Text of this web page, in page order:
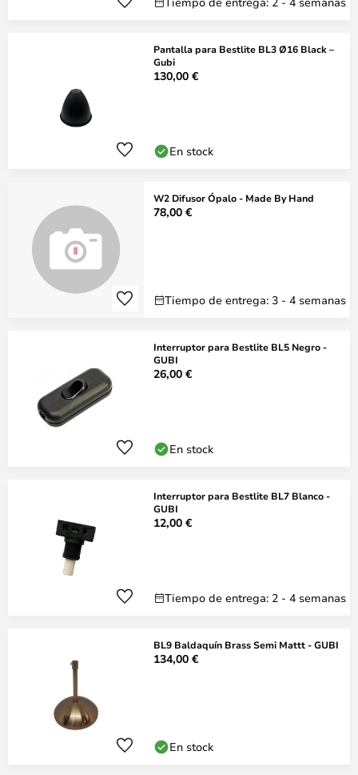
Pantalla para Bestlite BL3 Ø16 Black –
Gubi
130,00 €
En stock
W2 Difusor Ópalo - Made By Hand
78,00 €
Tiempo de entrega: 3 - 4 semanas
Interruptor para Bestlite BL5 Negro -
GUBI
26,00 €
En stock
Interruptor para Bestlite BL7 Blanco -
GUBI
12,00 €
Tiempo de entrega: 2 - 4 semanas
BL9 Baldaquín Brass Semi Mattt - GUBI
134,00 €
En stock